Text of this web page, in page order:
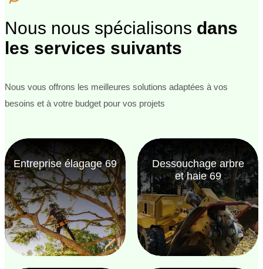
Nous nous spécialisons dans
les services suivants
Nous vous offrons les meilleures solutions adaptées à vos
besoins et à votre budget pour vos projets
Entreprise élagage 69
Dessouchage arbre
et haie 69